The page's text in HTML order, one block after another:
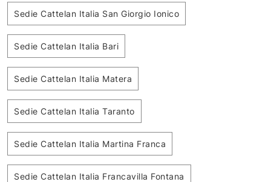
Sedie Cattelan Italia San Giorgio Ionico
Sedie Cattelan Italia Bari
Sedie Cattelan Italia Matera
Sedie Cattelan Italia Taranto
Sedie Cattelan Italia Martina Franca
Sedie Cattelan Italia Francavilla Fontana